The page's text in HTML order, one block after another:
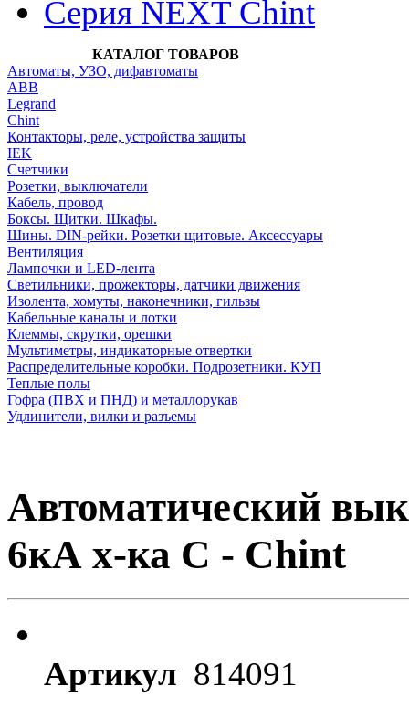
Серия NEXT Chint
КАТАЛОГ ТОВАРОВ
Автоматы, УЗО, дифавтоматы
АВВ
Legrand
Chint
Контакторы, реле, устройства защиты
IEK
Счетчики
Розетки, выключатели
Кабель, провод
Боксы. Щитки. Шкафы.
Шины. DIN-рейки. Розетки щитовые. Аксессуары
Вентиляция
Лампочки и LED-лента
Светильники, прожекторы, датчики движения
Изолента, хомуты, наконечники, гильзы
Кабельные каналы и лотки
Клеммы, скрутки, орешки
Мультиметры, индикаторные отвертки
Распределительные коробки. Подрозетники. КУП
Теплые полы
Гофра (ПВХ и ПНД) и металлорукав
Удлинители, вилки и разъемы
Автоматический
6кА х-ка C - Chint
Артикул 814091